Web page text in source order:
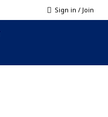
Sign in / Join